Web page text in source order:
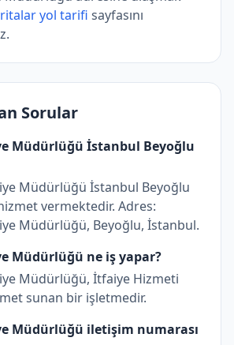
yol tarifi sayfasını
Sorular
Müdürlüğü İstanbul Beyoğlu
Müdürlüğü İstanbul Beyoğlu
vermektedir. Adres:
Müdürlüğü, Beyoğlu, İstanbul.
Müdürlüğü ne iş yapar?
Müdürlüğü, İtfaiye Hizmeti
sunan bir işletmedir.
Müdürlüğü iletişim numarası